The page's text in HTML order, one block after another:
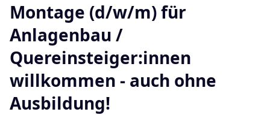
Montage (d/w/m) für
Anlagenbau /
Quereinsteiger:innen
willkommen - auch ohne
Ausbildung!